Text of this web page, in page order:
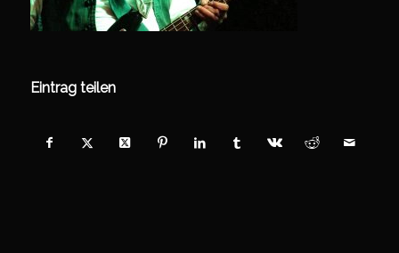
Eintrag teilen